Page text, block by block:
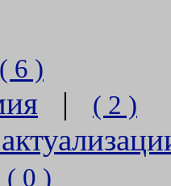
( 6 )
| ( 2 )
( 0 )